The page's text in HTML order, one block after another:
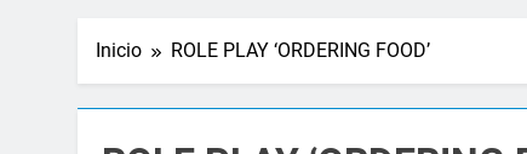
Inicio ROLE PLAY ‘ORDERING FOOD’